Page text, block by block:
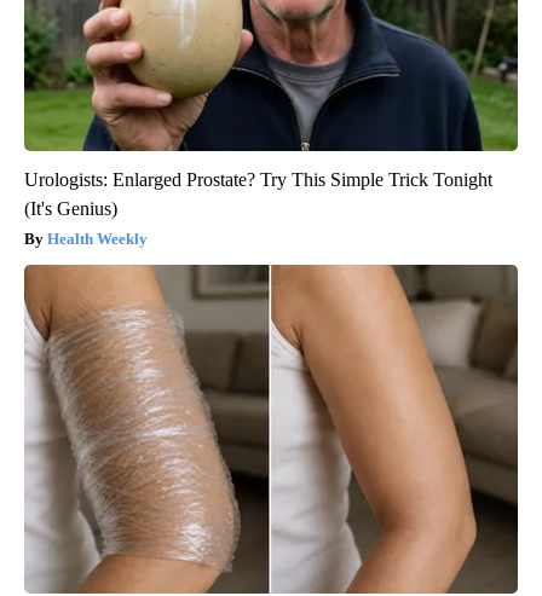
Urologists: Enlarged Prostate? Try This Simple Trick Tonight
(It's Genius)
Health Weekly